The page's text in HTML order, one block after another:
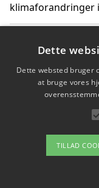
klimaforandringer
klimaændringer
Hvordan citater
Om /
Dette
Dette websted bruger
at bruge vores
TILLAD